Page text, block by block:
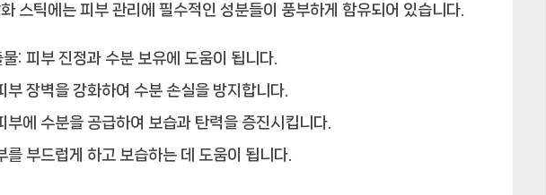
스틱에는 피부 관리에 필수적인 성분들이 풍부하게 함유되어 있습니다.
물: 피부 진정과 수분 보유에 도움이 됩니다.
부 장벽을 강화하여 수분 손실을 방지합니다.
부에 수분을 공급하여 보습과 탄력을 증진시킵니다.
를 부드럽게 하고 보습하는 데 도움이 됩니다.